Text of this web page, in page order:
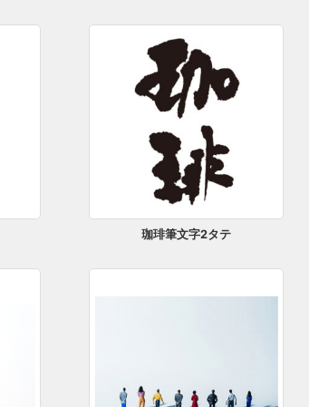
珈琲筆文字2タテ